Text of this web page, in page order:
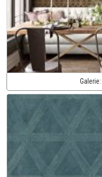
Galerie: